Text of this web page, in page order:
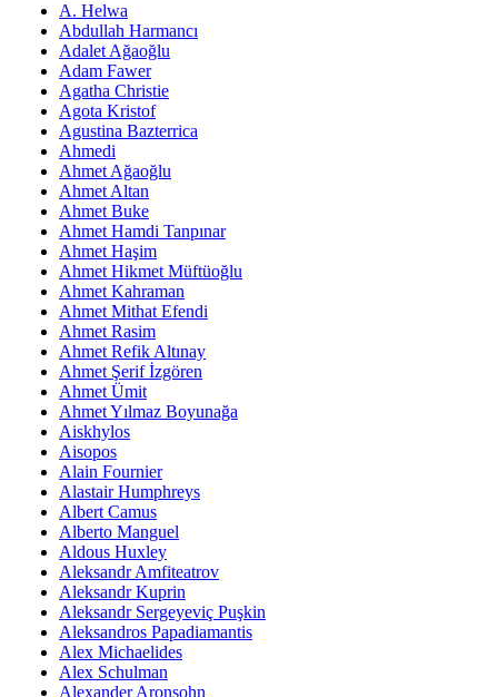
A. Helwa
Abdullah Harmancı
Adalet Ağaoğlu
Adam Fawer
Agatha Christie
Agota Kristof
Agustina Bazterrica
Ahmedi
Ahmet Ağaoğlu
Ahmet Altan
Ahmet Buke
Ahmet Hamdi Tanpınar
Ahmet Haşim
Ahmet Hikmet Müftüoğlu
Ahmet Kahraman
Ahmet Mithat Efendi
Ahmet Rasim
Ahmet Refik Altınay
Ahmet Şerif İzgören
Ahmet Ümit
Ahmet Yılmaz Boyunağa
Aiskhylos
Aisopos
Alain Fournier
Alastair Humphreys
Albert Camus
Alberto Manguel
Aldous Huxley
Aleksandr Amfiteatrov
Aleksandr Kuprin
Aleksandr Sergeyeviç Puşkin
Aleksandros Papadiamantis
Alex Michaelides
Alex Schulman
Alexander Aronsohn